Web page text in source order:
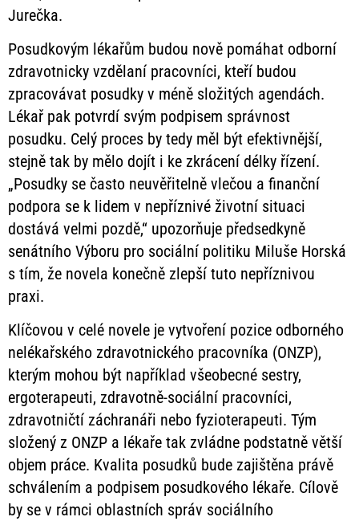
Jurečka.
Posudkovým lékařům budou nově pomáhat odborní
zdravotnicky vzdělaní pracovníci, kteří budou
zpracovávat posudky v méně složitých agendách.
Lékař pak potvrdí svým podpisem správnost
posudku. Celý proces by tedy měl být efektivnější,
stejně tak by mělo dojít i ke zkrácení délky řízení.
„Posudky se často neuvěřitelně vlečou a finanční
podpora se k lidem v nepříznivé životní situaci
dostává velmi pozdě,“ upozorňuje předsedkyně
senátního Výboru pro sociální politiku Miluše Horská
s tím, že novela konečně zlepší tuto nepříznivou
praxi.
Klíčovou v celé novele je vytvoření pozice odborného
nelékařského zdravotnického pracovníka (ONZP),
kterým mohou být například všeobecné sestry,
ergoterapeuti, zdravotně-sociální pracovníci,
zdravotničtí záchranáři nebo fyzioterapeuti. Tým
složený z ONZP a lékaře tak zvládne podstatně větší
objem práce. Kvalita posudků bude zajištěna právě
schválením a podpisem posudkového lékaře. Cílově
by se v rámci oblastních správ sociálního